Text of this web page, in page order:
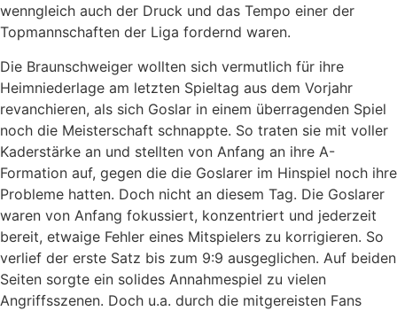
wenngleich auch der Druck und das Tempo einer der
Topmannschaften der Liga fordernd waren.
Die Braunschweiger wollten sich vermutlich für ihre
Heimniederlage am letzten Spieltag aus dem Vorjahr
revanchieren, als sich Goslar in einem überragenden Spiel
noch die Meisterschaft schnappte. So traten sie mit voller
Kaderstärke an und stellten von Anfang an ihre A-
Formation auf, gegen die die Goslarer im Hinspiel noch ihre
Probleme hatten. Doch nicht an diesem Tag. Die Goslarer
waren von Anfang fokussiert, konzentriert und jederzeit
bereit, etwaige Fehler eines Mitspielers zu korrigieren. So
verlief der erste Satz bis zum 9:9 ausgeglichen. Auf beiden
Seiten sorgte ein solides Annahmespiel zu vielen
Angriffsszenen. Doch u.a. durch die mitgereisten Fans